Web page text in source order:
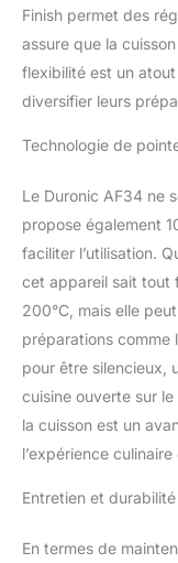
Finish permet des
assure que la
flexibilité est un
diversifier leurs
Technologie de
Le Duronic AF34 ne
propose également
faciliter l’utilisation.
cet appareil sait tout
200°C, mais elle
préparations comme
pour être silencieux,
cuisine ouverte sur le
la cuisson est un
l’expérience
Entretien et durabilité
En termes de